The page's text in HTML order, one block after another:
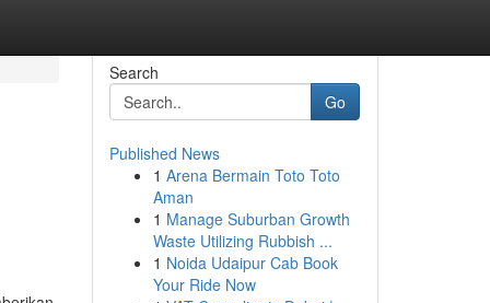
Search
Go
Published News
1 Arena Bermain Toto Toto
Aman
1 Manage Suburban Growth
Waste Utilizing Rubbish ...
1 Noida Udaipur Cab Book
Your Ride Now